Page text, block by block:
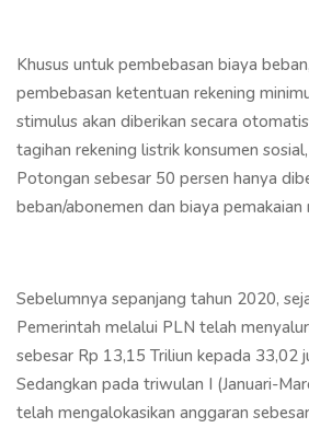
Khusus untuk pembebasan biaya
pembebasan ketentuan rekening
stimulus akan diberikan secara
tagihan rekening listrik konsumen
Potongan sebesar 50 persen hanya
beban/abonemen dan biaya pemakaian
Sebelumnya sepanjang tahun 2020,
Pemerintah melalui PLN telah
sebesar Rp 13,15 Triliun kepada 33,02
Sedangkan pada triwulan I (Januari-
telah mengalokasikan anggaran